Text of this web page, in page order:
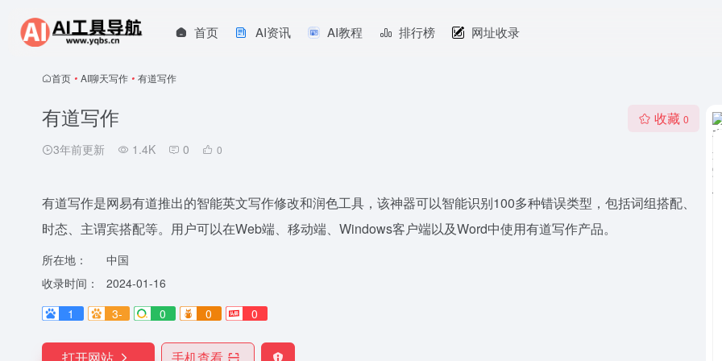
首页 AI资讯 AI教程 排行榜 网址收录
首页 • AI聊天写作 • 有道写作
有道写作
3年前更新 1.4K 0 0
收藏 0
有道写作是网易有道推出的智能英文写作修改和润色工具，该神器可以智能识别100多种错误类型，包括词组搭配、
时态、主谓宾搭配等。用户可以在Web端、移动端、Windows客户端以及Word中使用有道写作产品。
所在地：
中国
收录时间：
2024-01-16
1
3- 0 0 0